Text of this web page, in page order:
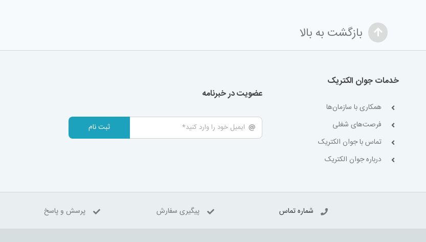
بازگشت به بالا
خدمات جوان الکتریک
همکاری با سازمان‌ها
فرصت‌های شغلی
تماس با جوان الکتریک
درباره جوان الکتریک
عضویت در خبرنامه
ثبت نام
شماره تماس پیگیری سفارش پرسش و پاسخ